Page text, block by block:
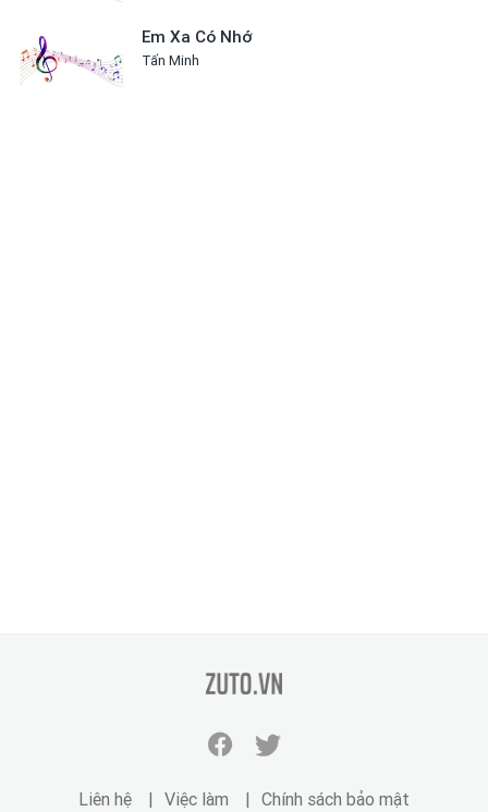
Em Xa Có Nhớ
Tấn Minh
zuto.vn
Liên hệ Việc làm Chính sách bảo mật
Facebook
zuto.vn
Twitter
zuto.vn